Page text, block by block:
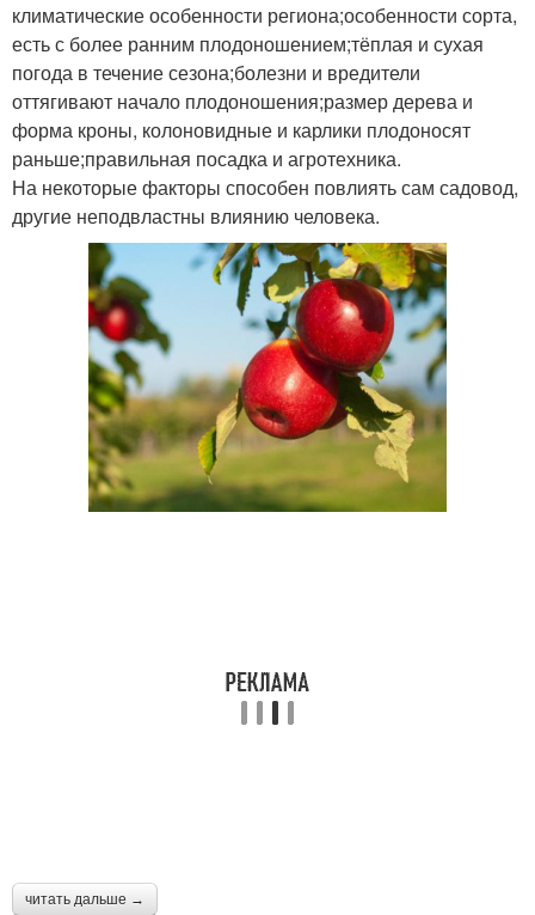
климатические особенности региона;особенности сорта,
есть с более ранним плодоношением;тёплая и сухая
погода в течение сезона;болезни и вредители
оттягивают начало плодоношения;размер дерева и
форма кроны, колоновидные и карлики плодоносят
раньше;правильная посадка и агротехника.
На некоторые факторы способен повлиять сам садовод,
другие неподвластны влиянию человека.
читать дальше →